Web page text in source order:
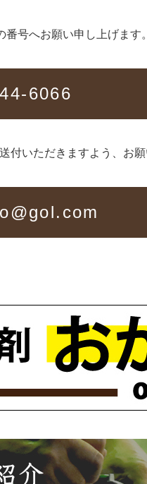
番号へお願い申し上げます
6066
付いただきますよう、お